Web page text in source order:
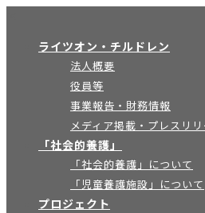
ライツオン・チルドレン
法人概要
役員等
事業報告・財務情報
メディア掲載・プレスリリ
「社会的養護」
「社会的養護」について
「児童養護施設」について
プロジェクト